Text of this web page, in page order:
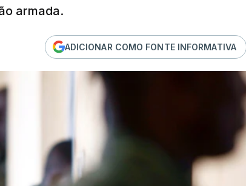
armada.
ADICIONAR COMO FONTE INFORMATIVA